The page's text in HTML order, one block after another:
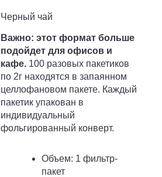
Черный чай
Важно: этот формат больше
подойдет для офисов и
кафе. 100 разовых пакетиков
по 2г находятся в запаянном
целлофановом пакете. Каждый
пакетик упакован в
индивидуальный
фольгированный конверт.
Объем: 1 фильтр-
пакет